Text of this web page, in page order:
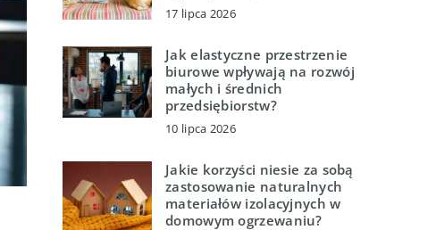
17 lipca 2026
Jak elastyczne przestrzenie
biurowe wpływają na rozwój
małych i średnich
przedsiębiorstw?
10 lipca 2026
Jakie korzyści niesie za sobą
zastosowanie naturalnych
materiałów izolacyjnych w
domowym ogrzewaniu?